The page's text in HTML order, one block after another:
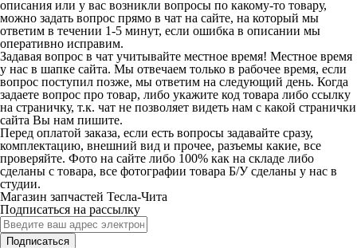
описания или у вас возникли вопросы по какому-то товару,
можно задать вопрос прямо в чат на сайте, на который мы
ответим в течении 1-5 минут, если ошибка в описании мы
оперативно исправим.
Задавая вопрос в чат учитывайте местное время! Местное время
у нас в шапке сайта. Мы отвечаем только в рабочее время, если
вопрос поступил позже, мы ответим на следующий день. Когда
задаете вопрос про товар, либо укажите код товара либо ссылку
на страничку, т.к. чат не позволяет видеть нам с какой странички
сайта Вы нам пишите.
Перед оплатой заказа, если есть вопросы задавайте сразу,
комплектацию, внешний вид и прочее, разъемы какие, все
проверяйте. Фото на сайте либо 100% как на складе либо
сделаны с товара, все фотографии товара Б/У сделаны у нас в
студии.
Магазин запчастей Тесла-Чита
Подписаться на рассылку
Подписаться